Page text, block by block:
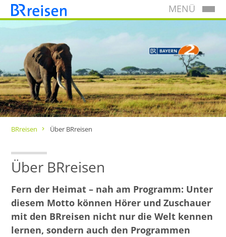
MENÜ
BRreisen Über BRreisen
Über BRreisen
Fern der Heimat – nah am Programm: Unter
diesem Motto können Hörer und Zuschauer
mit den BRreisen nicht nur die Welt kennen
lernen, sondern auch den Programmen